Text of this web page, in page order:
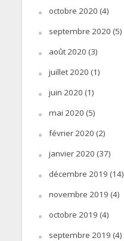
octobre 2020 (4)
septembre 2020 (5)
août 2020 (3)
juillet 2020 (1)
juin 2020 (1)
mai 2020 (5)
février 2020 (2)
janvier 2020 (37)
décembre 2019 (14)
novembre 2019 (4)
octobre 2019 (4)
septembre 2019 (4)